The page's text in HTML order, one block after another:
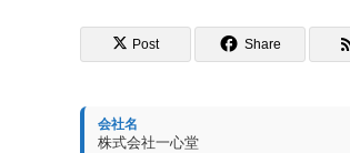
Post Share
会社名
株式会社一心堂